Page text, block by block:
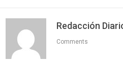
Redacción
Comments